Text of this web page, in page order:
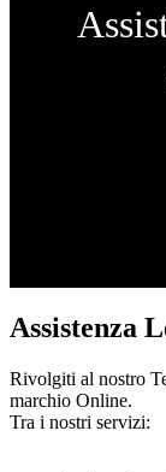
Assistenza
Rivolgiti al nostro
marchio Online.
Tra i nostri servizi: